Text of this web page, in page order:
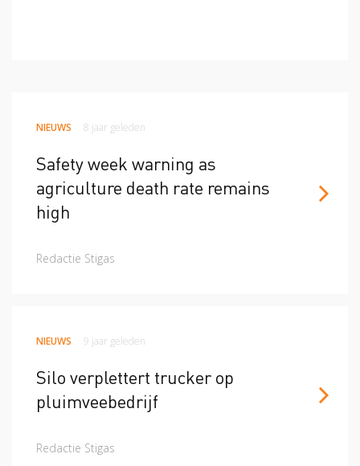
NIEUWS 8 jaar geleden
Safety week warning as
agriculture death rate remains
high
Redactie Stigas
NIEUWS 9 jaar geleden
Silo verplettert trucker op
pluimveebedrijf
Redactie Stigas